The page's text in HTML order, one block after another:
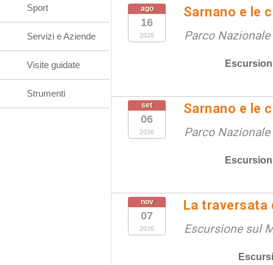
ago
16
2026
Sarnano e le
Parco
set
06
2026
Sarnano e le
Parco
nov
07
2026
La traversata
Escursione sul
Sport
Servizi e Aziende
Visite guidate
Strumenti